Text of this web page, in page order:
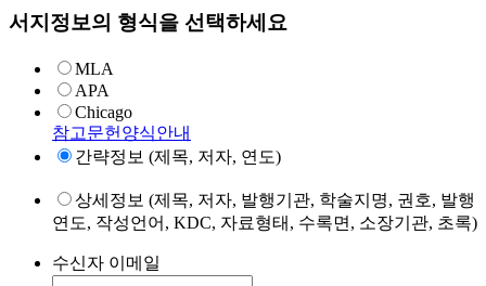
서지정보의 형식을 선택하세요
MLA
APA
Chicago
참고문헌양식안내
간략정보 (제목, 저자, 연도)
상세정보 (제목, 저자, 발행기관, 학술지명, 권호, 발행
연도, 작성언어, KDC, 자료형태, 수록면, 소장기관, 초록)
수신자 이메일